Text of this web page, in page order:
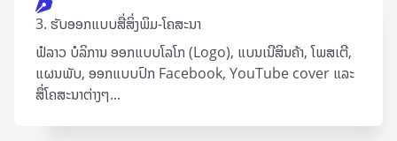
3. ຮັບອອກແບບສື່ສິ່ງພິມ-ໂຄສະນາ
ຟໍລາວ ບໍລິການ ອອກແບບໂລໂກ (Logo), ແບນເນີສິນຄ້າ, ໂພສເຕີ,
ແຜນພັບ, ອອກແບບປົກ Facebook, YouTube cover ແລະ
ສຶ່ໂຄສະນາຕ່າງໆ...